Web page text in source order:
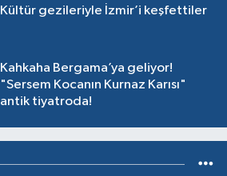
Kültür gezileriyle İzmir’i keşfettiler
Kahkaha Bergama’ya geliyor!
"Sersem Kocanın Kurnaz Karısı"
antik tiyatroda!